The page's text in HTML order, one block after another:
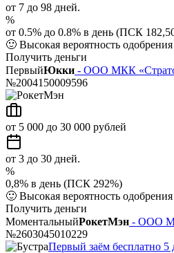
от 7 до 98 дней.
%
от 0.5% до 0.8% в день (ПСК
🙂 Высокая вероятность одобрения
Получить деньги
ПервыйЮкки - ООО МКК
№2004150009596
от 5 000 до 30 000 рублей
от 3 до 30 дней.
%
0,8% в день (ПСК 292%)
🙂 Высокая вероятность одобрения
Получить деньги
МоментальныйРокетМэн - ООО
№2603045010229
Первый заём бесплатно 5